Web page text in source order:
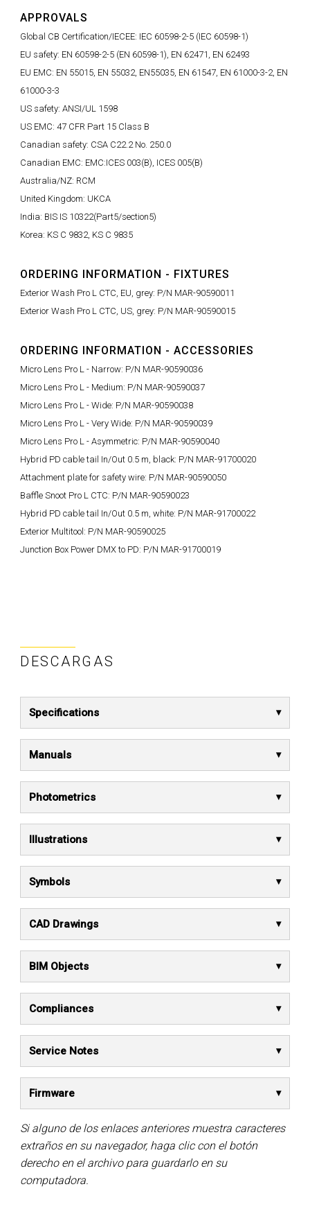
APPROVALS
Global CB Certification/IECEE: IEC 60598-2-5 (IEC 60598-1)
EU safety: EN 60598-2-5 (EN 60598-1), EN 62471, EN 62493
EU EMC: EN 55015, EN 55032, EN55035, EN 61547, EN 61000-3-2, EN
61000-3-3
US safety: ANSI/UL 1598
US EMC: 47 CFR Part 15 Class B
Canadian safety: CSA C22.2 No. 250.0
Canadian EMC: EMC:ICES 003(B), ICES 005(B)
Australia/NZ: RCM
United Kingdom: UKCA
India: BIS IS 10322(Part5/section5)
Korea: KS C 9832, KS C 9835
ORDERING INFORMATION - FIXTURES
Exterior Wash Pro L CTC, EU, grey: P/N MAR-90590011
Exterior Wash Pro L CTC, US, grey: P/N MAR-90590015
ORDERING INFORMATION - ACCESSORIES
Micro Lens Pro L - Narrow: P/N MAR-90590036
Micro Lens Pro L - Medium: P/N MAR-90590037
Micro Lens Pro L - Wide: P/N MAR-90590038
Micro Lens Pro L - Very Wide: P/N MAR-90590039
Micro Lens Pro L - Asymmetric: P/N MAR-90590040
Hybrid PD cable tail In/Out 0.5 m, black: P/N MAR-91700020
Attachment plate for safety wire: P/N MAR-90590050
Baffle Snoot Pro L CTC: P/N MAR-90590023
Hybrid PD cable tail In/Out 0.5 m, white: P/N MAR-91700022
Exterior Multitool: P/N MAR-90590025
Junction Box Power DMX to PD: P/N MAR-91700019
DESCARGAS
Specifications
Manuals
Photometrics
Illustrations
Symbols
CAD Drawings
BIM Objects
Compliances
Service Notes
Firmware
Si alguno de los enlaces anteriores muestra caracteres
extraños en su navegador, haga clic con el botón
derecho en el archivo para guardarlo en su
computadora.